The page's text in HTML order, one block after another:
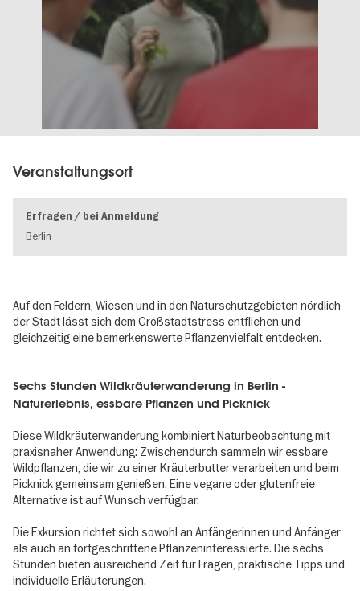
Veranstaltungsort
Erfragen / bei Anmeldung
Berlin
Auf den Feldern, Wiesen und in den Naturschutzgebieten nördlich
der Stadt lässt sich dem Großstadtstress entfliehen und
gleichzeitig eine bemerkenswerte Pflanzenvielfalt entdecken.
Sechs Stunden Wildkräuterwanderung in Berlin -
Naturerlebnis, essbare Pflanzen und Picknick
Diese Wildkräuterwanderung kombiniert Naturbeobachtung mit
praxisnaher Anwendung: Zwischendurch sammeln wir essbare
Wildpflanzen, die wir zu einer Kräuterbutter verarbeiten und beim
Picknick gemeinsam genießen. Eine vegane oder glutenfreie
Alternative ist auf Wunsch verfügbar.
Die Exkursion richtet sich sowohl an Anfängerinnen und Anfänger
als auch an fortgeschrittene Pflanzeninteressierte. Die sechs
Stunden bieten ausreichend Zeit für Fragen, praktische Tipps und
individuelle Erläuterungen.